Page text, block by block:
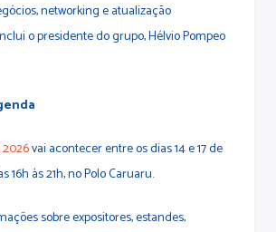
networking e atualização
o presidente do grupo, Hélvio Pompeo
2026vai acontecer entre os dias 14 e 17 de
16h às 21h, no Polo Caruaru.
sobre expositores, estandes,